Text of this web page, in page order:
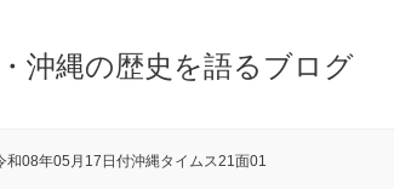
沖縄の歴史を語るブログ
和08年05月17日付沖縄タイムス21面01